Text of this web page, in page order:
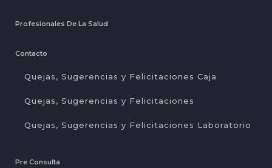
Profesionales De La Salud
Contacto
Quejas, Sugerencias y Felicitaciones Caja
Quejas, Sugerencias y Felicitaciones
Quejas, Sugerencias y Felicitaciones Laboratorio
Pre Consulta